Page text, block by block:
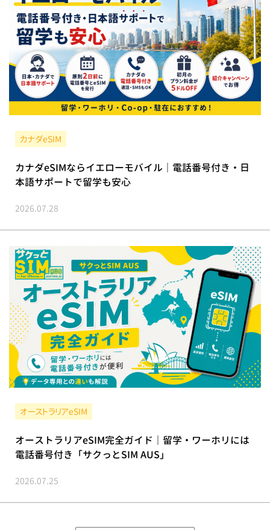
カナダeSIM
カナダeSIMならイエローモバイル｜電話番号付き・日
本語サポートで留学も安心
2026.07.28
オーストラリアeSIM
オーストラリアeSIM完全ガイド｜留学・ワーホリには
電話番号付き「サクっとSIM AUS」
2026.07.25